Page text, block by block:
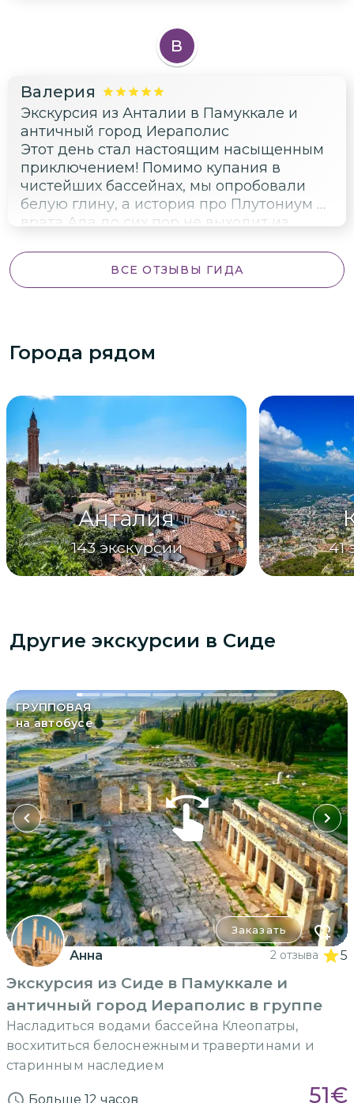
Потрясающе было пройтись по
белоснежным травертинам, которые
природа формировала тысячелетиями,
погружение в историю Иераполиса:
стоять перед грандиозными воротами
Домициана и представлять, как здесь
проходили императоры – это мощно. И
конечно, амфитеатр! Его масштабы и
сохранность действительно впечатляют,
легко представить гладиаторские бои на
этой арене.
В
Валерия
Экскурсия из Анталии в Памуккале и
античный город Иераполис
Этот день стал настоящим насыщенным
приключением! Помимо купания в
чистейших бассейнах, мы опробовали
белую глину, а история про Плутониум и
врата Ада до сих пор не выходит из
ВСЕ ОТЗЫВЫ ГИДА
Города рядом
Анталия
143 экскурсии 41
Другие экскурсии в Сиде
ГРУППОВАЯ
на автобусе
Заказать
Анна 2 отзыва 5
Экскурсия из Сиде в Памуккале и
античный город Иераполис в группе
Насладиться водами бассейна Клеопатры,
восхититься белоснежными травертинами и
старинным наследием
Больше 12 часов 51€